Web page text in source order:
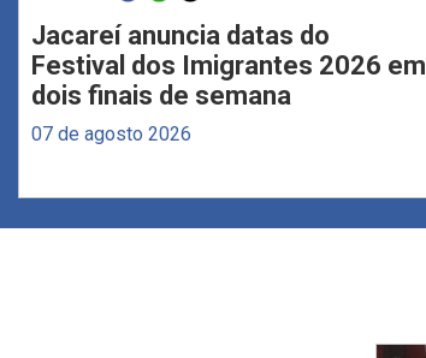
Jacareí anuncia datas do
Festival dos Imigrantes 2026 em
dois finais de semana
07 de agosto 2026